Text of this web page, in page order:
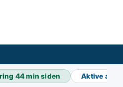
44 min siden Aktive